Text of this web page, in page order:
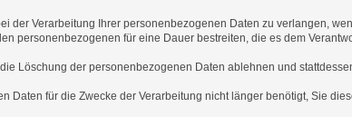
Verarbeitung Ihrer personenbezogenen Daten zu verlangen,
personenbezogenen für eine Dauer bestreiten, die es dem
Löschung der personenbezogenen Daten ablehnen und
Daten für die Zwecke der Verarbeitung nicht länger benötigt, Sie